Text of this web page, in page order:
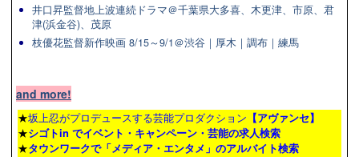
井口昇監督地上波連続ドラマ＠千葉県大多喜、木更津、市原、君
津(浜金谷)、茂原
枝優花監督新作映画 8/15～9/1＠渋谷｜厚木｜調布｜練馬
and more!
★坂上忍がプロデュースする芸能プロダクション 【アヴァンセ】
★シゴトin でイベント・キャンペーン・芸能の求人検索
★タウンワークで「メディア・エンタメ」のアルバイト検索